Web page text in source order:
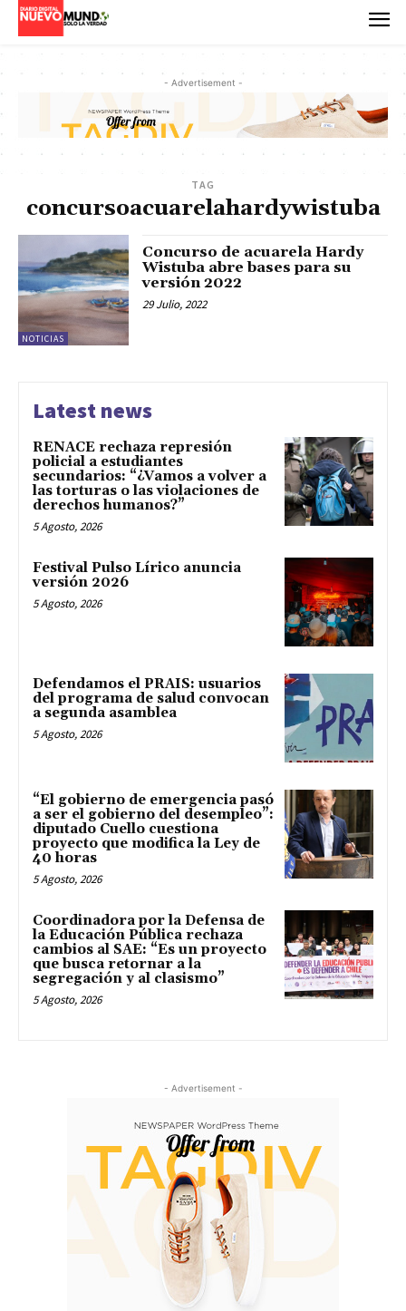
- Advertisement -
TAG
concursoacuarelahardywistuba
NOTICIAS
Concurso de acuarela Hardy
Wistuba abre bases para su
versión 2022
29 Julio, 2022
Latest news
RENACE rechaza represión
policial a estudiantes
secundarios: “¿Vamos a volver a
las torturas o las violaciones de
derechos humanos?”
5 Agosto, 2026
Festival Pulso Lírico anuncia
versión 2026
5 Agosto, 2026
Defendamos el PRAIS: usuarios
del programa de salud convocan
a segunda asamblea
5 Agosto, 2026
“El gobierno de emergencia pasó
a ser el gobierno del desempleo”:
diputado Cuello cuestiona
proyecto que modifica la Ley de
40 horas
5 Agosto, 2026
Coordinadora por la Defensa de
la Educación Pública rechaza
cambios al SAE: “Es un proyecto
que busca retornar a la
segregación y al clasismo”
5 Agosto, 2026
- Advertisement -